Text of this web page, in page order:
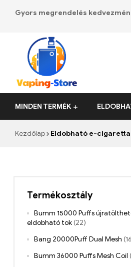
Gyors megrendelés
Vaping-
Store.de
MINDEN TERMÉK
Kezdőlap Eldobható e-
Termékosztály
Bumm 15000 Puffs
eldobható tok (22)
Bang 20000Puff Dual Mesh
Bumm 36000 Puffs Mesh Coil